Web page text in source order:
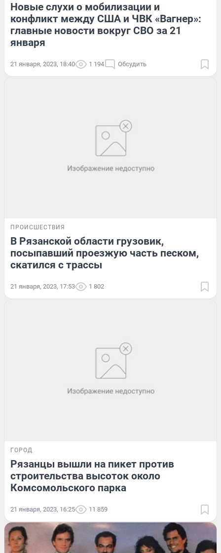
Новые слухи о мобилизации и
конфликт между США и ЧВК «Вагнер»:
главные новости вокруг СВО за 21
января
21 января, 2023, 18:40 1 194 Обсудить
ПРОИСШЕСТВИЯ
В Рязанской области грузовик,
посыпавший проезжую часть песком,
скатился с трассы
21 января, 2023, 17:53 1 802
ГОРОД
Рязанцы вышли на пикет против
строительства высоток около
Комсомольского парка
21 января, 2023, 16:25 11 859